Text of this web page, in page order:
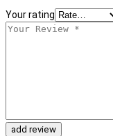
Your rating
add review